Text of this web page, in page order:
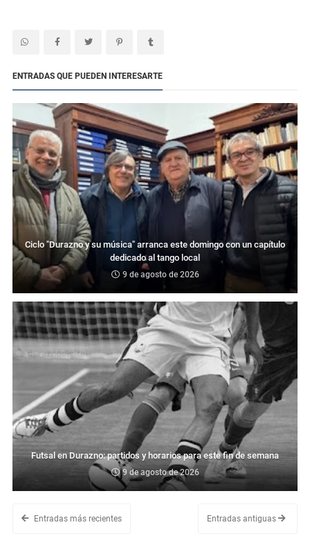
ENTRADAS QUE PUEDEN INTERESARTE
Ciclo "Durazno y su música" arranca este domingo con un capítulo
dedicado al tango local
9 de agosto de 2026
Futsal en Durazno: partidos y horarios para este fin de semana
9 de agosto de 2026
Entradas más recientes Entradas antiguas